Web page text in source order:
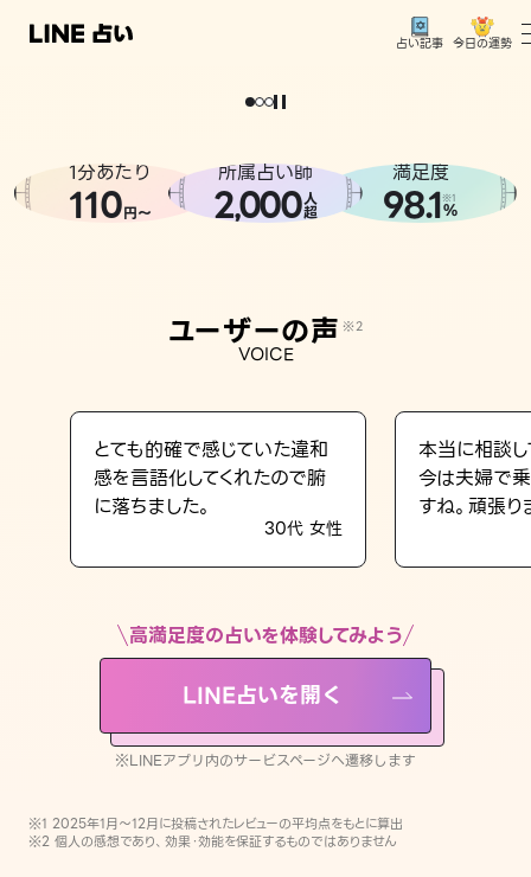
占い記事 今日の運勢
相談事例
LINE占いを開く
※LINEアプリ内のサービスページへ遷移します
どうせなら
。
1分あたり
110円〜
所属占い師
2,000人
超
満足度
98.1※1
%
ユーザーの声 ※2
VOICE
とても的確で感じていた違和
感を言語化してくれたので腑
に落ちました。
30代 女性
本当に相談し
今は夫婦で
すね。頑張り
高満足度の占いを体験してみよう
LINE占いを開く
※LINEアプリ内のサービスページへ遷移します
※1 2025年1月〜12月に投稿されたレビューの平均点をもとに算出
※2 個人の感想であり、効果・効能を保証するものではありません